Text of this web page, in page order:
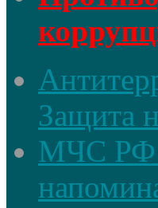
Защита
МЧС РФ